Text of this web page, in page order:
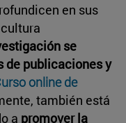
en sus
se
de publicaciones y
online de
también está
a promover la